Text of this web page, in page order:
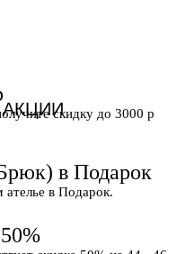
АКЦИИскидку до 3000 р
в Подарок
в Подарок.